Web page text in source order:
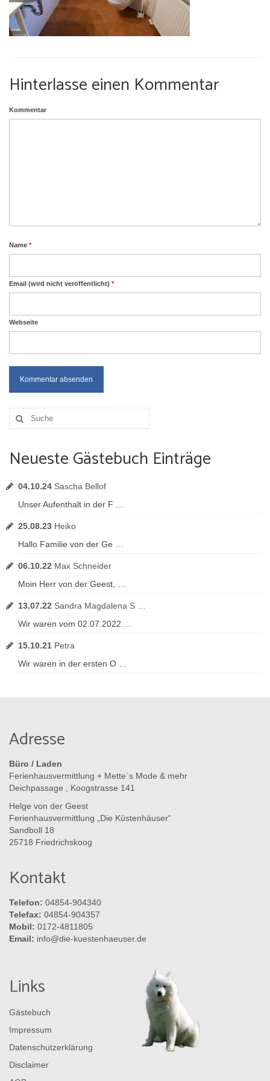
Umgebung
Hinterlasse einen Kommentar
Kommentar
Name *
Email (wird nicht veröffentlicht) *
Webseite
Suche
nach:
Neueste Gästebuch Einträge
04.10.24 Sascha Bellof
Unser Aufenthalt in der F …
25.08.23 Heiko
Hallo Familie von der Ge …
06.10.22 Max Schneider
Moin Herr von der Geest, …
13.07.22 Sandra Magdalena S …
Wir waren vom 02.07.2022 …
15.10.21 Petra
Wir waren in der ersten O …
Adresse
Büro / Laden
Ferienhausvermittlung + Mette`s Mode & mehr
Deichpassage , Koogstrasse 141
Helge von der Geest
Ferienhausvermittlung „Die Küstenhäuser“
Sandboll 18
25718 Friedrichskoog
Kontakt
Telefon: 04854-904340
Telefax: 04854-904357
Mobil: 0172-4811805
Email: info@die-kuestenhaeuser.de
Links
Gästebuch
Impressum
Datenschutzerklärung
Disclaimer